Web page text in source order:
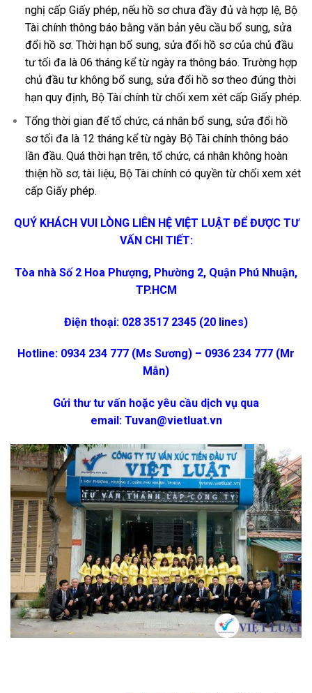
nghị cấp Giấy phép, nếu hồ sơ chưa đầy đủ và hợp lệ, Bộ
Tài chính thông báo bằng văn bản yêu cầu bổ sung, sửa
đổi hồ sơ. Thời hạn bổ sung, sửa đổi hồ sơ của chủ đầu
tư tối đa là 06 tháng kể từ ngày ra thông báo. Trường hợp
chủ đầu tư không bổ sung, sửa đổi hồ sơ theo đúng thời
hạn quy định, Bộ Tài chính từ chối xem xét cấp Giấy phép.
Tổng thời gian để tổ chức, cá nhân bổ sung, sửa đổi hồ
sơ tối đa là 12 tháng kể từ ngày Bộ Tài chính thông báo
lần đầu. Quá thời hạn trên, tổ chức, cá nhân không hoàn
thiện hồ sơ, tài liệu, Bộ Tài chính có quyền từ chối xem xét
cấp Giấy phép.
QUÝ KHÁCH VUI LÒNG LIÊN HỆ VIỆT LUẬT ĐỂ ĐƯỢC TƯ
VẤN CHI TIẾT:
Tòa nhà Số 2 Hoa Phượng, Phường 2, Quận Phú Nhuận,
TP.HCM
Điện thoại: 028 3517 2345 (20 lines)
Hotline: 0934 234 777 (Ms Sương) – 0936 234 777 (Mr
Mẫn)
Gửi thư tư vấn hoặc yêu cầu dịch vụ qua
email: Tuvan@vietluat.vn